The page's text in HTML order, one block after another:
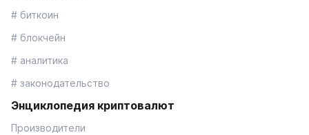
# биткоин
# блокчейн
# аналитика
# законодательство
Энциклопедия криптовалют
Производители